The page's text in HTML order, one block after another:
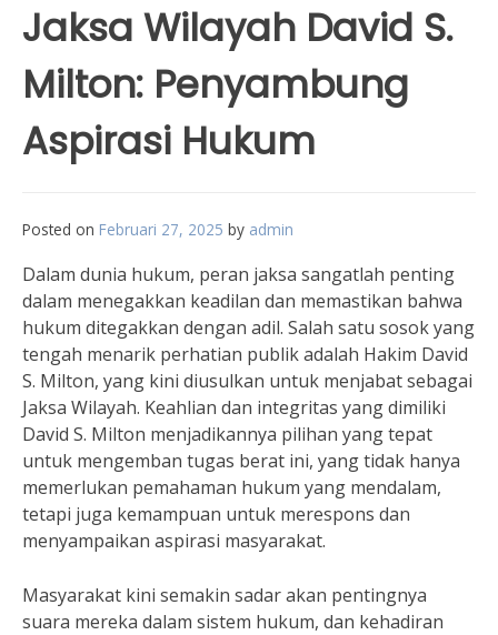
Jaksa Wilayah David S.
Milton: Penyambung
Aspirasi Hukum
Posted on Februari 27, 2025 by admin
Dalam dunia hukum, peran jaksa sangatlah penting
dalam menegakkan keadilan dan memastikan bahwa
hukum ditegakkan dengan adil. Salah satu sosok yang
tengah menarik perhatian publik adalah Hakim David
S. Milton, yang kini diusulkan untuk menjabat sebagai
Jaksa Wilayah. Keahlian dan integritas yang dimiliki
David S. Milton menjadikannya pilihan yang tepat
untuk mengemban tugas berat ini, yang tidak hanya
memerlukan pemahaman hukum yang mendalam,
tetapi juga kemampuan untuk merespons dan
menyampaikan aspirasi masyarakat.
Masyarakat kini semakin sadar akan pentingnya
suara mereka dalam sistem hukum, dan kehadiran